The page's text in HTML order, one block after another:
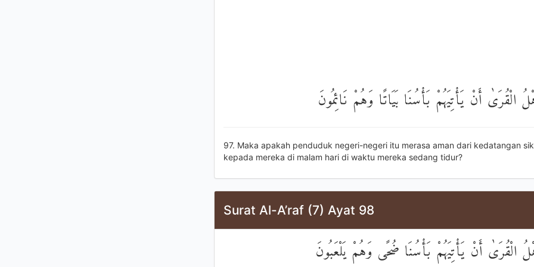
الْقُرَىٰ أَنْ يَأْتِيَهُمْ بَأْسُنَا بَيَاتًا وَهُمْ نَائِمُونَ
97. Maka apakah penduduk negeri-negeri itu merasa aman dari kedatangan
kepada mereka di malam hari di waktu mereka sedang tidur?
Surat Al-A’raf (7) Ayat 98
الْقُرَىٰ أَنْ يَأْتِيَهُمْ بَأْسُنَا ضُحًى وَهُمْ يَلْعَبُونَ